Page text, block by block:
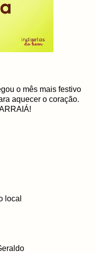
o mês mais festivo
aquecer o coração.
local